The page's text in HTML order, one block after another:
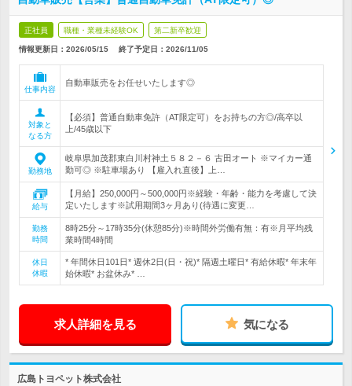
正社員 職種・業種未経験OK 第二新卒歓迎
情報更新日：2026/05/15 終了予定日： 2026/11/05
仕事内容
自動車販売をお任せいたします◎
対象と
なる方
【必須】普通自動車免許（AT限定可）をお持ちの方◎/高卒以
上/45歳以下
勤務地
岐阜県加茂郡東白川村神土５８２－６ 古田オート ※マイカー通
勤可◎ ※駐車場あり 【雇入れ直後】上…
給与
【月給】250,000円～500,000円※経験・年齢・能力を考慮して決
定いたします※試用期間3ヶ月あり(待遇に変更…
勤務
時間
8時25分～17時35分(休憩85分)※時間外労働有無：有※月平均残
業時間4時間
休日
休暇
* 年間休日101日* 週休2日(日・祝)* 隔週土曜日* 有給休暇* 年末年
始休暇* お盆休み* …
求人詳細を見る 気になる
広島トヨペット株式会社